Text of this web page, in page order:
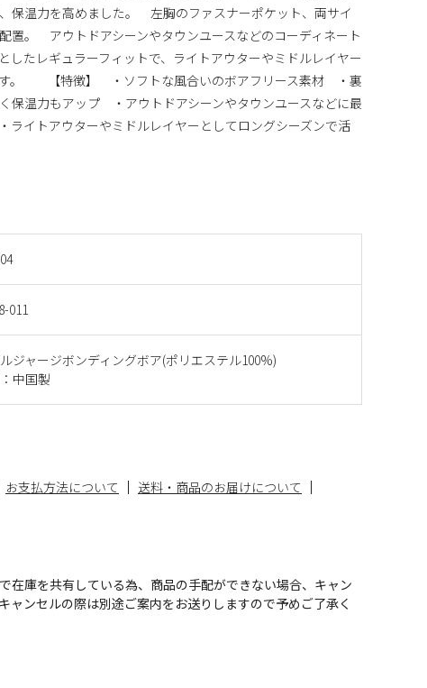
011
ジャージボンディングボア(ポリエステル100%)
中国製
保温力を高めました。 左胸のファスナーポケット、両サイ
置。 アウトドアシーンやタウンユースなどのコーディネート
したレギュラーフィットで、ライトアウターやミドルレイヤー
す。 【特徴】 ・ソフトな風合いのボアフリース素材 ・裏
保温力もアップ ・アウトドアシーンやタウンユースなどに最
イトアウターやミドルレイヤーとしてロングシーズンで活
お支払方法について
送料・商品のお届けについて
在庫を共有している為、商品の手配ができない場合、キャン
ャンセルの際は別途ご案内をお送りしますので予めご了承く